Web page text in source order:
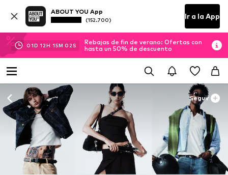
ABOUT YOU App
(152.700) Ir a la App
01D 12H 15M 00 S
Rebajas de fin de verano: Ofertas con
hasta un 50% de descuento
Seguir